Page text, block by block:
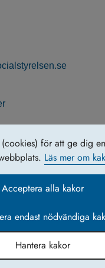
för att ge dig
Läs mer om
Acceptera alla kakor
endast nödvändiga
Hantera kakor